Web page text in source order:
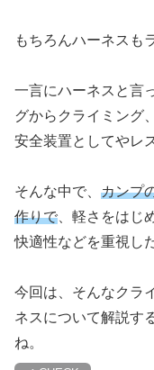
もちろんハーネスも
一言にハーネスと言
グからクライミング
安全装置としてやレ
そんな中で、 カンプ
作りで 、軽さをは
快適性などを重視し
今回は、そんなクラ
ネスについて解説す
ね。